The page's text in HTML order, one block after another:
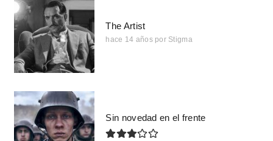
The Artist
hace 14 años por Stigma
Sin novedad en el frente